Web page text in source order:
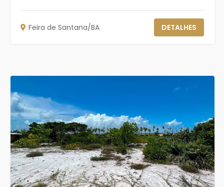
Feira de Santana/BA DETALHES